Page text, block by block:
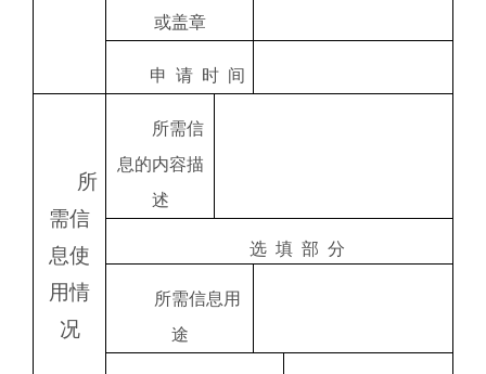
或盖章
申 请 时 间
所
需信
息使
用情
况
所需信
息的内容描
述
选 填 部 分
所需信息用
途